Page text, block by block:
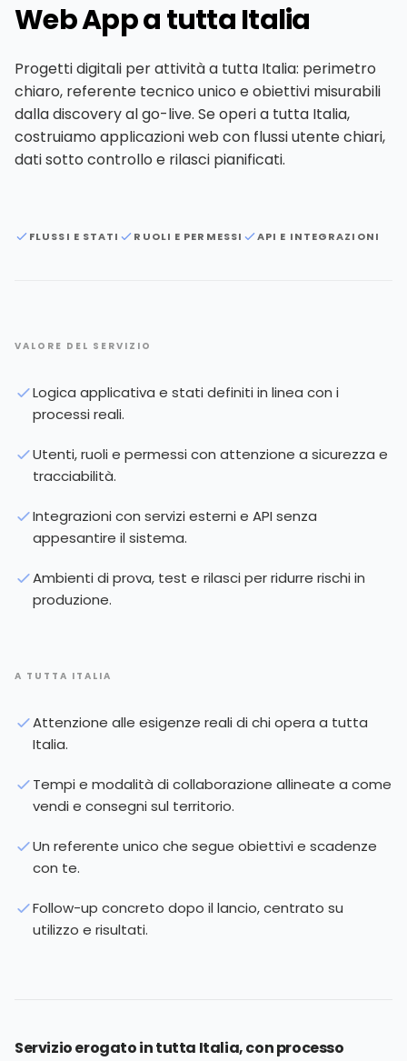
Web App a tutta Italia
Progetti digitali per attività a tutta Italia: perimetro
chiaro, referente tecnico unico e obiettivi misurabili
dalla discovery al go-live. Se operi a tutta Italia,
costruiamo applicazioni web con flussi utente chiari,
dati sotto controllo e rilasci pianificati.
FLUSSI E STATI RUOLI E PERMESSI API E INTEGRAZIONI
VALORE DEL SERVIZIO
Logica applicativa e stati definiti in linea con i
processi reali.
Utenti, ruoli e permessi con attenzione a sicurezza e
tracciabilità.
Integrazioni con servizi esterni e API senza
appesantire il sistema.
Ambienti di prova, test e rilasci per ridurre rischi in
produzione.
A TUTTA ITALIA
Attenzione alle esigenze reali di chi opera a tutta
Italia.
Tempi e modalità di collaborazione allineate a come
vendi e consegni sul territorio.
Un referente unico che segue obiettivi e scadenze
con te.
Follow-up concreto dopo il lancio, centrato su
utilizzo e risultati.
Servizio erogato in tutta Italia, con processo